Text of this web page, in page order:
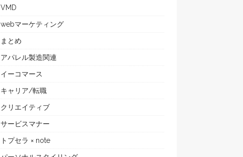
VMD
webマーケティング
まとめ
アパレル製造関連
イーコマース
キャリア/転職
クリエイティブ
サービスマナー
トプセラ × note